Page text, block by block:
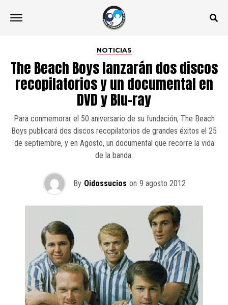
NOTICIAS
The Beach Boys lanzarán dos discos
recopilatorios y un documental en
DVD y Blu-ray
Para conmemorar el 50 aniversario de su fundación, The Beach
Boys publicará dos discos recopilatorios de grandes éxitos el 25
de septiembre, y en Agosto, un documental que recorre la vida
de la banda.
By Oidossucios on 9 agosto 2012